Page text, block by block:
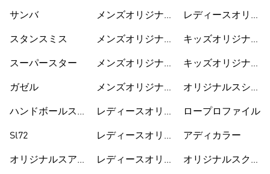
サンバ
スタンスミス
スーパースター
ガゼル
ハンドボールスペ
Sl72
オリジナルスアク
メンズオリジナル
メンズオリジナル
メンズオリジナル
メンズオリジナル
レディースオリジ
レディースオリジ
レディースオリジ
レディースオリジ
キッズオリジナル
キッズオリジナル
オリジナルスシュ
ロープロファイル
アディカラー
オリジナルスクラ